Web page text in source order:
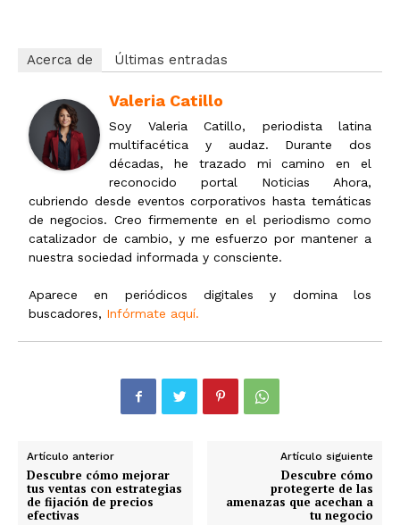
Acerca de Últimas entradas
Valeria Catillo
Soy Valeria Catillo, periodista latina
multifacética y audaz. Durante dos
décadas, he trazado mi camino en el
reconocido portal Noticias Ahora,
cubriendo desde eventos corporativos hasta temáticas
de negocios. Creo firmemente en el periodismo como
catalizador de cambio, y me esfuerzo por mantener a
nuestra sociedad informada y consciente.
Aparece en periódicos digitales y domina los
buscadores, Infórmate aquí.
Artículo anterior
Descubre cómo mejorar
tus ventas con estrategias
de fijación de precios
efectivas
Artículo siguiente
Descubre cómo
protegerte de las
amenazas que acechan a
tu negocio